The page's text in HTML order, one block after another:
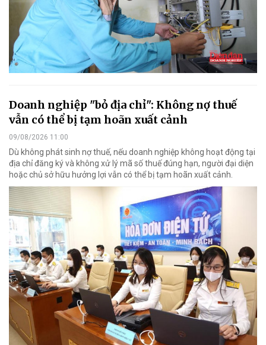
Doanh nghiệp "bỏ địa chỉ": Không nợ thuế
vẫn có thể bị tạm hoãn xuất cảnh
09/08/2026 11:00
Dù không phát sinh nợ thuế, nếu doanh nghiệp không hoạt động tại
địa chỉ đăng ký và không xử lý mã số thuế đúng hạn, người đại diện
hoặc chủ sở hữu hưởng lợi vẫn có thể bị tạm hoãn xuất cảnh.